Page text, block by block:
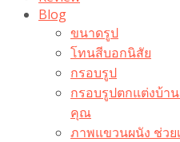
Blog
ขนาดรูป
โทนสีบอกนิสัย
กรอบรูป
กรอบรูปตกแต่งบ้า
คุณ
ภาพแขวนผนัง ช่วย